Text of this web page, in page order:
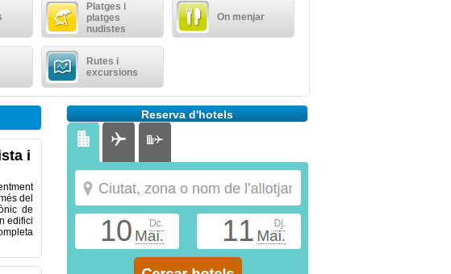
Platges i
platges
nudistes
On menjar
Rutes i
excursions
i
del
de
edifici
Reserva d'hotels